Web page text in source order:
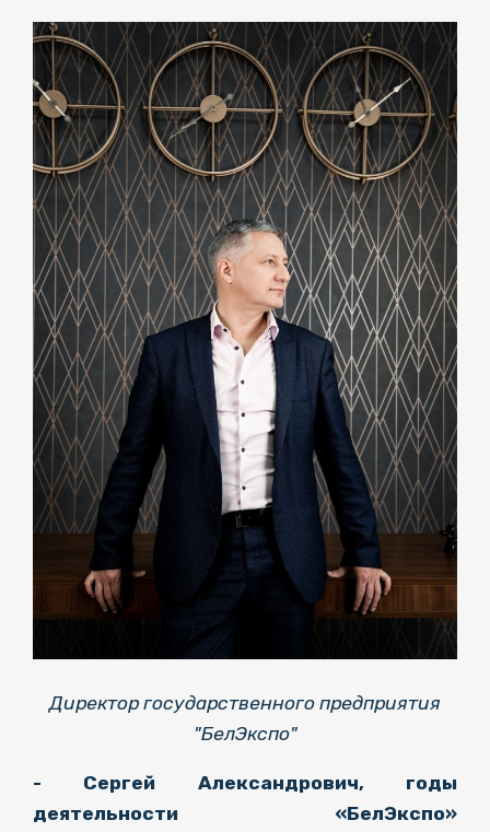
Директор государственного предприятия
"БелЭкспо"
- Сергей Александрович, годы
деятельности «БелЭкспо»